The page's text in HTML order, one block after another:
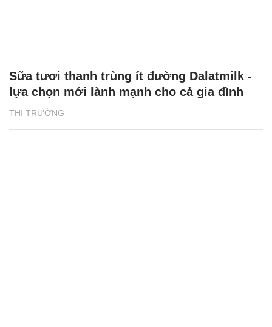
THỊ TRƯỜNG
Sữa tươi thanh trùng ít đường Dalatmilk -
lựa chọn mới lành mạnh cho cả gia đình